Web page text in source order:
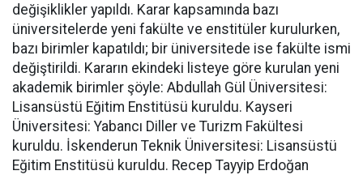
değişiklikler yapıldı. Karar kapsamında bazı
üniversitelerde yeni fakülte ve enstitüler kurulurken,
bazı birimler kapatıldı; bir üniversitede ise fakülte ismi
değiştirildi. Kararın ekindeki listeye göre kurulan yeni
akademik birimler şöyle: Abdullah Gül Üniversitesi:
Lisansüstü Eğitim Enstitüsü kuruldu. Kayseri
Üniversitesi: Yabancı Diller ve Turizm Fakültesi
kuruldu. İskenderun Teknik Üniversitesi: Lisansüstü
Eğitim Enstitüsü kuruldu. Recep Tayyip Erdoğan